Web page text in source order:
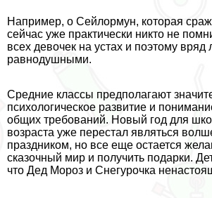
Например, о Сейлормун, которая
сейчас уже пpaктически никто не
всех девочек на устах и поэтому вряд
равнодушными.
Средние классы предполагают
психологическое развитие и
общих требований. Новый год для
возраста уже перестал являться
праздником, но все еще остается
сказочный мир и получить подарки.
что Дед Мороз и Снегурочка